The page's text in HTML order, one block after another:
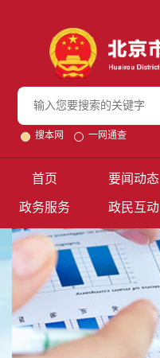
搜本网 一网通查
首页 要闻动态
政务服务 政民互动